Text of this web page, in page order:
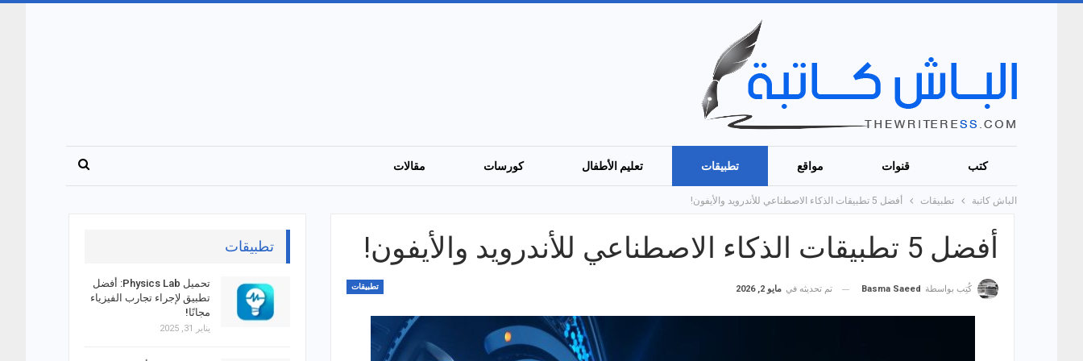
كتب قنوات مواقع تطبيقات تعليم الأطفال كورسات مقالات
الباش كاتبة تطبيقات أفضل 5 تطبيقات الذكاء الاصطناعي للأندرويد والأيفون!
أفضل 5 تطبيقات الذكاء الاصطناعي للأندرويد والأيفون!
تطبيقات كُتِب بواسطة Basma Saeed تم تحديثه في مايو 2, 2026
تطبيقات
تحميل Physics Lab: أفضل
تطبيق لإجراء تجارب الفيزياء
مجانًا!
يناير 31, 2025